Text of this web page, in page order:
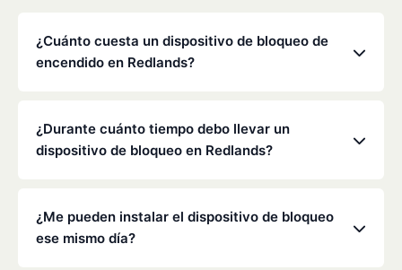
¿Cuánto cuesta un dispositivo de bloqueo de
encendido en Redlands?
concreta, pero Low Cost Interlock ofrece tarifas
mensuales competitivas sin gastos ocultos. Ponte
de los clientes pagan entre 70 y 100 dólares al mes,
incluyendo la supervisión y la calibración.
¿Durante cuánto tiempo debo llevar un
dispositivo de bloqueo en Redlands?
dispositivo de bloqueo la determinan el
Departamento de Vehículos Motorizados (DMV) de
¿Me pueden instalar el dispositivo de bloqueo
ese mismo día?